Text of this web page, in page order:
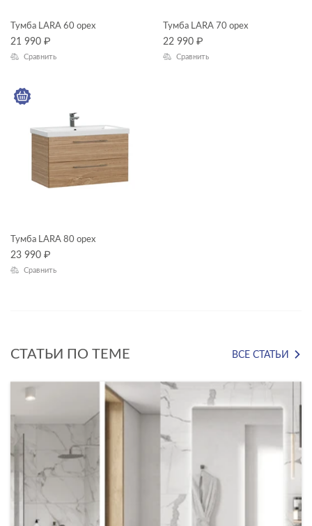
Тумба LARA 60 орех
21 990 ₽
Сравнить
Тумба LARA 70 орех
22 990 ₽
Сравнить
Тумба LARA 80 орех
23 990 ₽
Сравнить
СТАТЬИ ПО ТЕМЕ ВСЕ СТАТЬИ